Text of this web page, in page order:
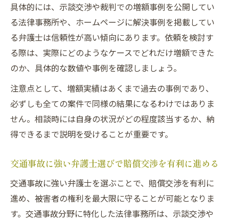
具体的には、示談交渉や裁判での増額事例を公開してい
る法律事務所や、ホームページに解決事例を掲載してい
る弁護士は信頼性が高い傾向にあります。依頼を検討す
る際は、実際にどのようなケースでどれだけ増額できた
のか、具体的な数値や事例を確認しましょう。
注意点として、増額実績はあくまで過去の事例であり、
必ずしも全ての案件で同様の結果になるわけではありま
せん。相談時には自身の状況がどの程度該当するか、納
得できるまで説明を受けることが重要です。
交通事故に強い弁護士選びで賠償交渉を有利に進める
交通事故に強い弁護士を選ぶことで、賠償交渉を有利に
進め、被害者の権利を最大限に守ることが可能となりま
す。交通事故分野に特化した法律事務所は、示談交渉や